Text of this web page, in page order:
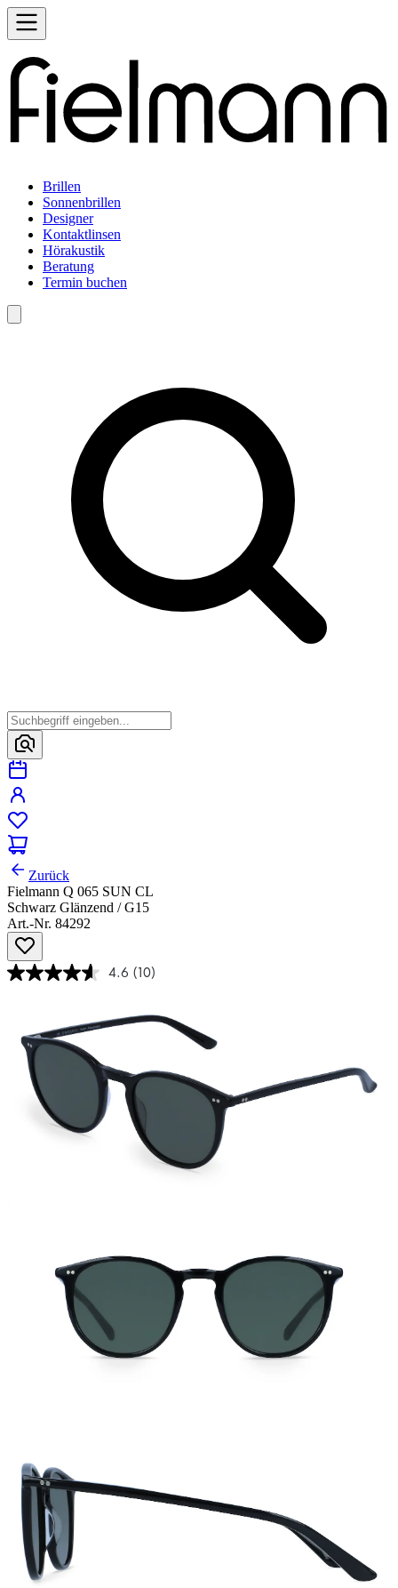
Brillen
Sonnenbrillen
Designer
Kontaktlinsen
Hörakustik
Beratung
Termin buchen
Zurück
Fielmann Q 065 SUN CL
Schwarz Glänzend / G15
Art.-Nr. 84292
4.6 (10)